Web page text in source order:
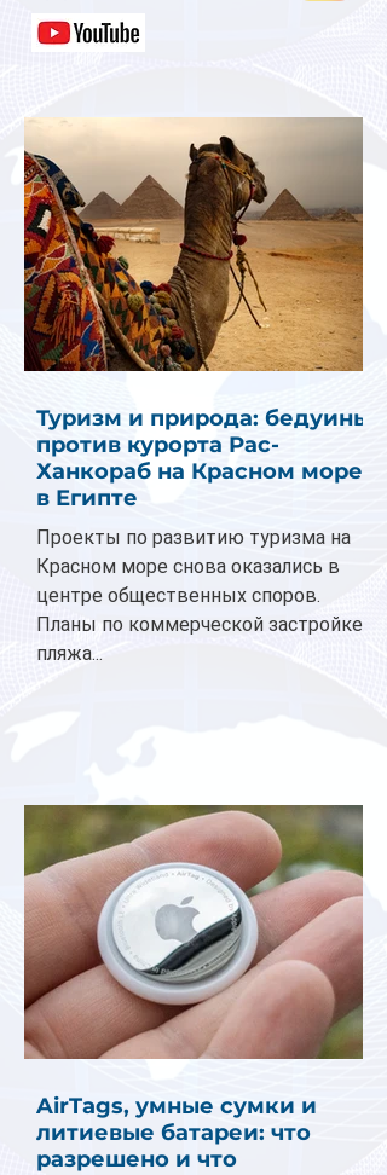
Туризм и природа: бедуины
против курорта Рас-
Ханкораб на Красном море
в Египте
Проекты по развитию туризма на
Красном море снова оказались в
центре общественных споров.
Планы по коммерческой застройке
пляжа...
AirTags, умные сумки и
литиевые батареи: что
разрешено и что